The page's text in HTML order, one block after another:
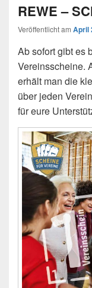
REWE –
Veröffentlicht am April
Ab sofort gibt es
Vereinsscheine.
erhält man die
über jeden
für eure